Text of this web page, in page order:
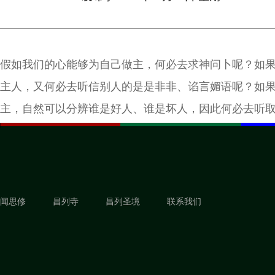
假如我们的心能够为自己做主，何必去求神问卜呢？如
主人，又何必去听信别人的是是非非、谄言媚语呢？如
主，自然可以分辨谁是好人、谁是坏人，因此何必去听
闻思修 昌列寺 昌列圣境 联系我们